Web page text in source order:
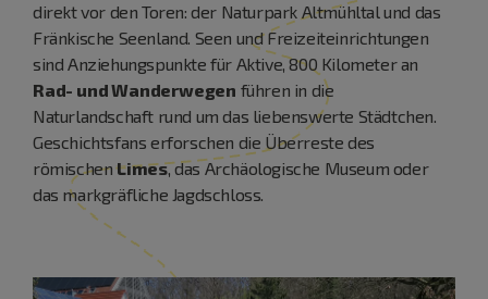
direkt vor den Toren: der Naturpark Altmühltal und das
Fränkische Seenland. Seen und Freizeiteinrichtungen
sind Anziehungspunkte für Aktive, 800 Kilometer an
Rad- und Wanderwegen führen in die
Naturlandschaft rund um das liebenswerte Städtchen.
Geschichtsfans erforschen die Überreste des
römischenLimes, das Archäologische Museum oder
das markgräfliche Jagdschloss.